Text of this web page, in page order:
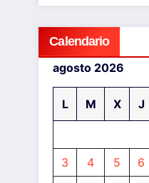
Calendario
agosto 2026
L M X J
3
4 5 6